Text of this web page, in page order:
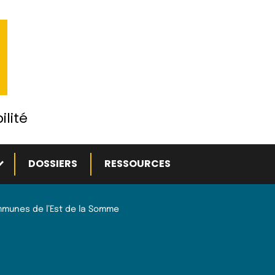
menu
DOSSIERS RESSOURCES
de l’Est de la Somme